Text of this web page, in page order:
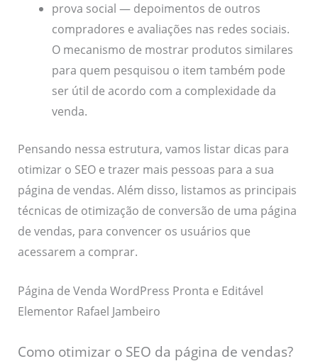
prova social — depoimentos de outros
compradores e avaliações nas redes sociais.
O mecanismo de mostrar produtos similares
para quem pesquisou o item também pode
ser útil de acordo com a complexidade da
venda.
Pensando nessa estrutura, vamos listar dicas para
otimizar o SEO e trazer mais pessoas para a sua
página de vendas. Além disso, listamos as principais
técnicas de otimização de conversão de uma página
de vendas, para convencer os usuários que
acessarem a comprar.
Página de Venda WordPress Pronta e Editável
Elementor Rafael Jambeiro
Como otimizar o SEO da página de vendas?